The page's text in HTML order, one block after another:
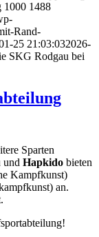
1000 1488
Rand-
25 21:03:032026-
SKG Rodgau bei
Sparten
und Hapkido bieten
Kampfkunst)
an.